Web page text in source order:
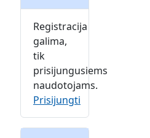
Registracija
galima,
tik
prisijungusiems
naudotojams.
Prisijungti